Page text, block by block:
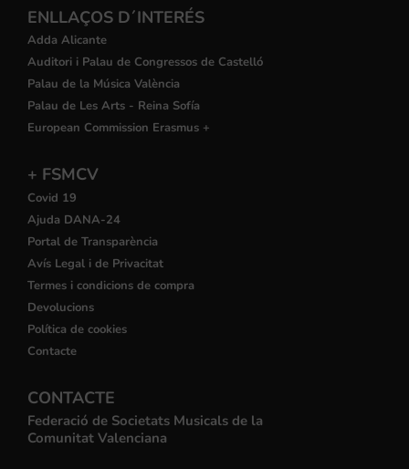
ENLLAÇOS D´INTERÉS
Adda Alicante
Auditori i Palau de Congressos de Castelló
Palau de la Música València
Palau de Les Arts - Reina Sofía
European Commission Erasmus +
+ FSMCV
Covid 19
Ajuda DANA-24
Portal de Transparència
Avís Legal i de Privacitat
Termes i condicions de compra
Devolucions
Política de cookies
Contacte
CONTACTE
Federació de Societats Musicals de la
Comunitat Valenciana